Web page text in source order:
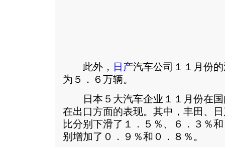
此外， 日产汽车公司１１月份
为５．６万辆。
日本５大汽车企业１１月份在国
在出口方面的表现。其中，丰田、
比分别下滑了１．５％、６．３％
别增加了０．９％和０．８％。